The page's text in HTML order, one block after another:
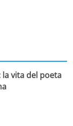
la vita del poeta